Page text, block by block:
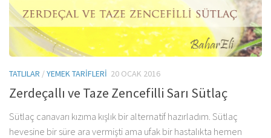
TATLILAR /YEMEK TARIFLERI 20 OCAK 2016
Zerdeçallı ve Taze Zencefilli Sarı Sütlaç
Sütlaç canavarı kızıma kışlık bir alternatif hazırladım. Sütlaç
hevesine bir süre ara vermişti ama ufak bir hastalıkta hemen